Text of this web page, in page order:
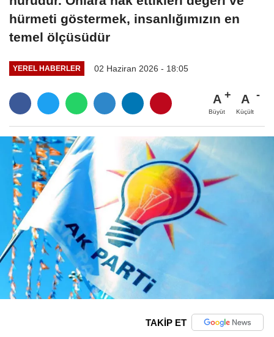
hürmeti göstermek, insanlığımızın en
temel ölçüsüdür
YEREL HABERLER 02 Haziran 2026 - 18:05
A
Büyüt
A
Küçült
TAKİP ET